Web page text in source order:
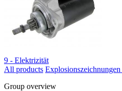
9 - Elektrizität
All products Explosionszeichnungen
Group overview